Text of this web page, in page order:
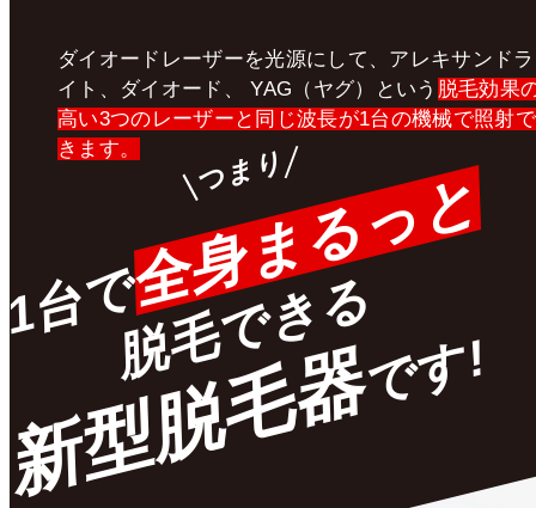
ダイオードレーザーを光源にして、アレキサンドラ
イト、ダイオード、 YAG（ヤグ）という 脱毛効果
高い3つのレーザーと同じ波長が1台の機械で照射で
きます。
つまり
1台で全身まるっと
脱毛できる
新型脱毛器です!